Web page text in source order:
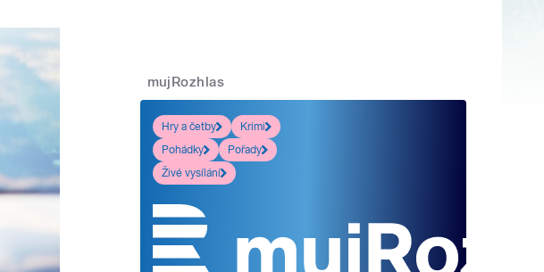
mujRozhlas
Hry a četby
Krimi
Pohádky
Pořady
Živé vysílání